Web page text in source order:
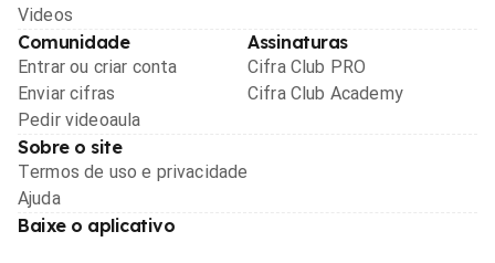
Videos
Comunidade
Entrar ou criar conta
Enviar cifras
Pedir videoaula
Assinaturas
Cifra Club PRO
Cifra Club Academy
Sobre o site
Termos de uso e privacidade
Ajuda
Baixe o aplicativo